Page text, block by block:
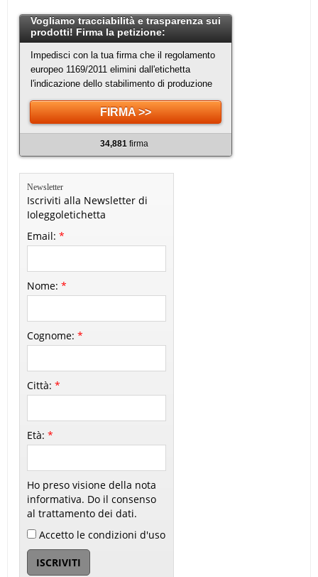
Vogliamo tracciabilità e trasparenza sui
prodotti! Firma la petizione:
Impedisci con la tua firma che il regolamento
europeo 1169/2011 elimini dall'etichetta
l'indicazione dello stabilimento di produzione
FIRMA >>
34,881firma
Newsletter
Iscriviti alla Newsletter di
Ioleggoletichetta
Email:*
Nome:*
Cognome:*
Città:*
Età:*
Ho preso visione della nota
informativa. Do il consenso
al trattamento dei dati.
Accetto le condizioni d'uso